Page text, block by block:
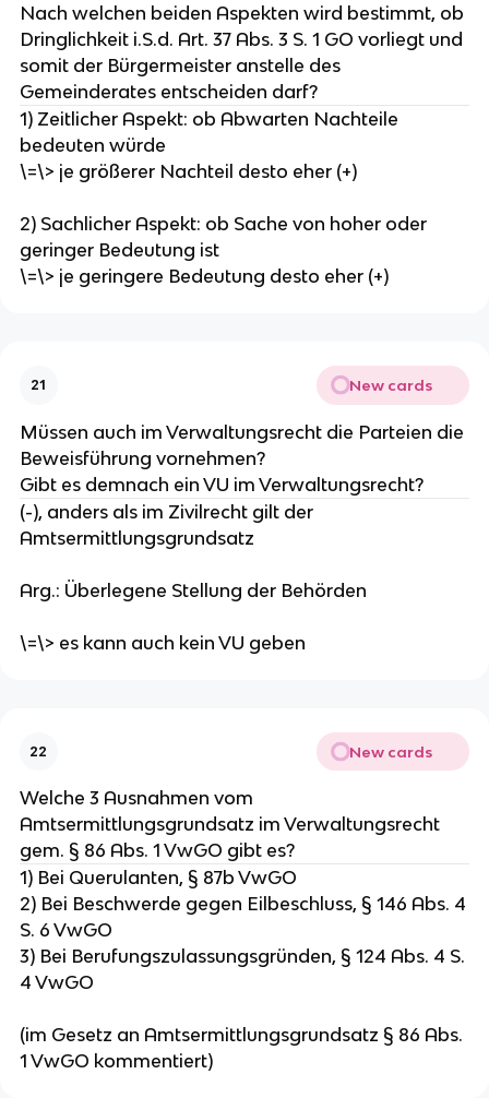
Nach welchen beiden Aspekten wird bestimmt, ob
Dringlichkeit i.S.d. Art. 37 Abs. 3 S. 1 GO vorliegt und
somit der Bürgermeister anstelle des
Gemeinderates entscheiden darf?
1) Zeitlicher Aspekt: ob Abwarten Nachteile
bedeuten würde
\=\> je größerer Nachteil desto eher (+)
2) Sachlicher Aspekt: ob Sache von hoher oder
geringer Bedeutung ist
\=\> je geringere Bedeutung desto eher (+)
21 New cards
Müssen auch im Verwaltungsrecht die Parteien die
Beweisführung vornehmen?
Gibt es demnach ein VU im Verwaltungsrecht?
(-), anders als im Zivilrecht gilt der
Amtsermittlungsgrundsatz
Arg.: Überlegene Stellung der Behörden
\=\> es kann auch kein VU geben
22 New cards
Welche 3 Ausnahmen vom
Amtsermittlungsgrundsatz im Verwaltungsrecht
gem. § 86 Abs. 1 VwGO gibt es?
1) Bei Querulanten, § 87b VwGO
2) Bei Beschwerde gegen Eilbeschluss, § 146 Abs. 4
S. 6 VwGO
3) Bei Berufungszulassungsgründen, § 124 Abs. 4 S.
4 VwGO
(im Gesetz an Amtsermittlungsgrundsatz § 86 Abs.
1 VwGO kommentiert)